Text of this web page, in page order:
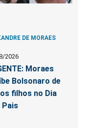
DE MORAES
2026
Moraes
Bolsonaro de
filhos no Dia
Pais